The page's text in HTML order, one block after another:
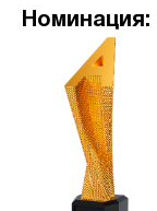
Номинация: